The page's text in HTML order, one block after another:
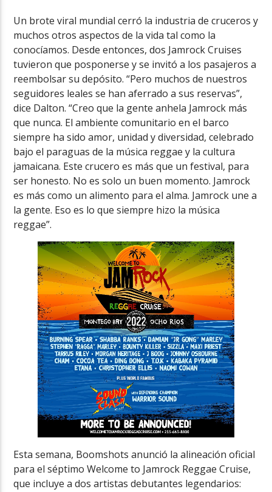
Un brote viral mundial cerró la industria de cruceros y
muchos otros aspectos de la vida tal como la
conocíamos. Desde entonces, dos Jamrock Cruises
tuvieron que posponerse y se invitó a los pasajeros a
reembolsar su depósito. “Pero muchos de nuestros
seguidores leales se han aferrado a sus reservas”,
dice Dalton. “Creo que la gente anhela Jamrock más
que nunca. El ambiente comunitario en el barco
siempre ha sido amor, unidad y diversidad, celebrado
bajo el paraguas de la música reggae y la cultura
jamaicana. Este crucero es más que un festival, para
ser honesto. No es solo un buen momento. Jamrock
es más como un alimento para el alma. Jamrock une a
la gente. Eso es lo que siempre hizo la música
reggae”.
Esta semana, Boomshots anunció la alineación oficial
para el séptimo Welcome to Jamrock Reggae Cruise,
que incluye a dos artistas debutantes legendarios: